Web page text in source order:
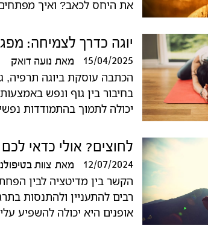
את היחס לכאב? ואיך
יוגה כדרך לצמיחה:
15/04/2025 מאת נועה דואק
הכתבה עוסקת ביוגה תרפיה,
בחיבור בין גוף ונפש
יכולה לתמוך בהתמודדות
לחוצים? אולי כדאי
12/07/2024 מאת צוות
הקשר בין מדיטציה לבין
רבים להתעניין ולהתנסות
אופנים היא יכולה להשפיע